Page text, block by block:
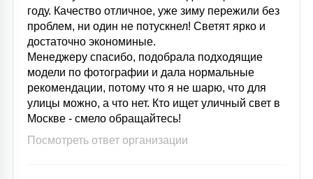
году. Качество отличное, уже зиму пережили без
проблем, ни один не потускнел! Светят ярко и
достаточно экономиные.
Менеджеру спасибо, подобрала подходящие
модели по фотографии и дала нормальные
рекомендации, потому что я не шарю, что для
улицы можно, а что нет. Кто ищет уличный свет в
Москве - смело обращайтесь!
Посмотреть ответ организации